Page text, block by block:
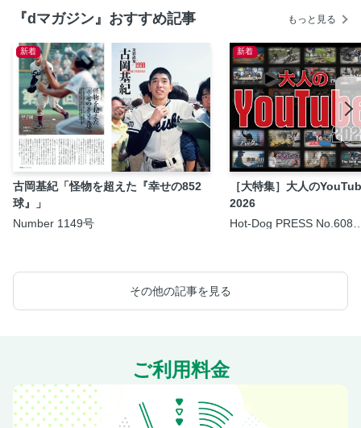
『dマガジン』おすすめ記事 もっと見る
新着
古岡基紀「怪物を超えた『幸せの852
球』」
Number 1149号
新着
［大特集］大人の
2026
Hot-Dog PRESS No.608
その他の記事を見る
ご利用料金